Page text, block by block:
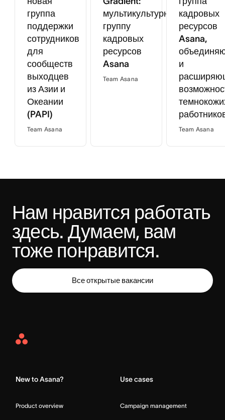
группа
поддержки
сотрудников
для
сообществ
выходцев
из Азии и
Океании
(PAPI)
Team Asana
мультикультурную
группу
кадровых
ресурсов
Asana
Team Asana
кадровых
ресурсов
Asana,
и
Team Asana
Нам нравится работать
здесь. Думаем, вам
тоже понравится.
Все открытые вакансии
Asana
New to Asana?
Product overview
Use cases
Campaign management